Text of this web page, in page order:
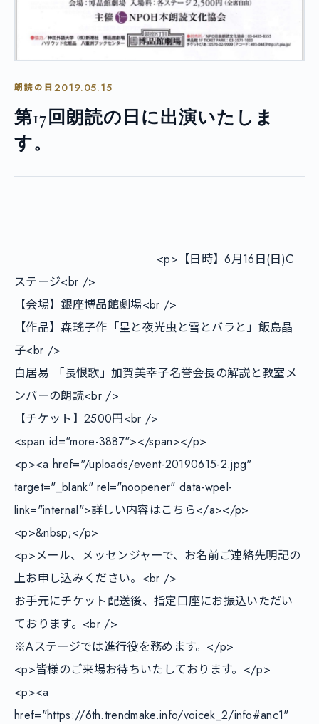
朗読の日2019.05.15
第17回朗読の日に出演いたしま
す。
ステージ<br />
【会場】銀座博品館劇場<br />
【作品】森瑤子作「星と夜光虫と雪とバラと」飯島晶
子<br />
白居易 「長恨歌」加賀美幸子名誉会長の解説と教室メ
ンバーの朗読<br />
【チケット】2500円<br />
<span id="more-3887"></span></p>
<p><a href="/uploads/event-20190615-2.jpg"
target="_blank" rel="noopener" data-wpel-
link="internal">詳しい内容はこちら</a></p>
<p>&nbsp;</p>
<p>メール、メッセンジャーで、お名前ご連絡先明記の
上お申し込みください。<br />
お手元にチケット配送後、指定口座にお振込いただい
ております。<br />
※Aステージでは進行役を務めます。</p>
<p>皆様のご来場お待ちいたしております。</p>
<p><a
href="https://6th.trendmake.info/voicek_2/info#anc1"